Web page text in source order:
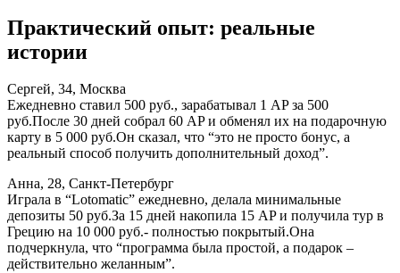
Практический опыт: реальные
истории
Сергей, 34, Москва
Ежедневно ставил 500 руб., зарабатывал 1 AP за 500
руб.После 30 дней собрал 60 AP и обменял их на подарочную
карту в 5 000 руб.Он сказал, что “это не просто бонус, а
реальный способ получить дополнительный доход”.
Анна, 28, Санкт‑Петербург
Играла в “Lotomatic” ежедневно, делала минимальные
депозиты 50 руб.За 15 дней накопила 15 AP и получила тур в
Грецию на 10 000 руб.- полностью покрытый.Она
подчеркнула, что “программа была простой, а подарок –
действительно желанным”.